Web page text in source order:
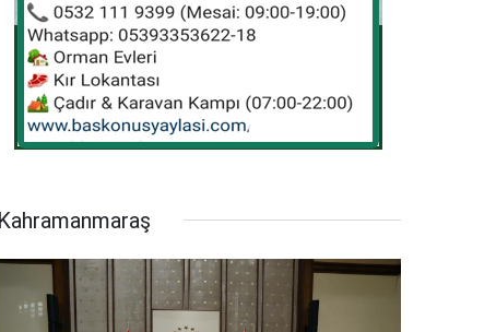
Kahramanmaraş